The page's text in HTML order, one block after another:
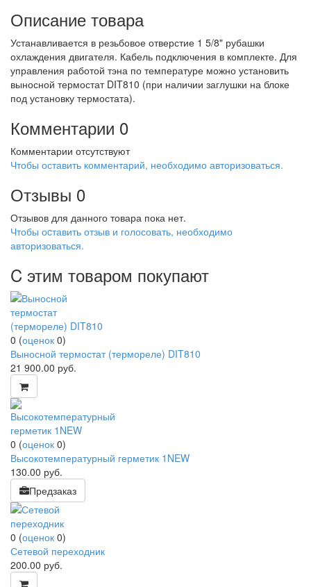
Описание товара
Устанавливается в резьбовое отверстие 1 5/8" рубашки
охлаждения двигателя. Кабель подключения в комплекте. Для
управления работой тэна по температуре можно установить
выносной термостат DIT810 (при наличии заглушки на блоке
под установку термостата).
Комментарии 0
Комментарии отсутствуют
Чтобы оставить комментарий, необходимо авторизоваться.
Отзывы 0
Отзывов для данного товара пока нет.
Чтобы оcтавить отзыв и голосовать, необходимо
авторизоваться.
C этим товаром покупают
0 (оценок 0)
Выносной термостат (термореле) DIT810
21 900.00 руб.
0 (оценок 0)
Высокотемпературный герметик 1NEW
130.00 руб.
Предзаказ
0 (оценок 0)
Сетевой переходник
200.00 руб.